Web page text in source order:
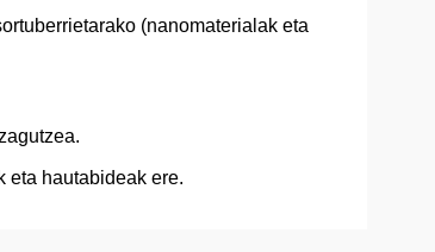
(nanomaterialak eta
eta hautabideak ere.